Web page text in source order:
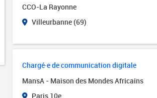
CCO-La Rayonne
Villeurbanne (69)
Chargé·e de communication digitale
MansA - Maison des Mondes Africains
Paris 10e